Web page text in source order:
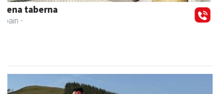
Zabala bitxitegia
Andoain